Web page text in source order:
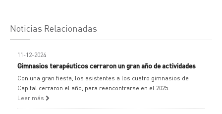
Noticias Relacionadas
11-12-2024
Gimnasios terapéuticos cerraron un gran año de actividades
Con una gran fiesta, los asistentes a los cuatro gimnasios de
Capital cerraron el año, para reencontrarse en el 2025.
Leer más